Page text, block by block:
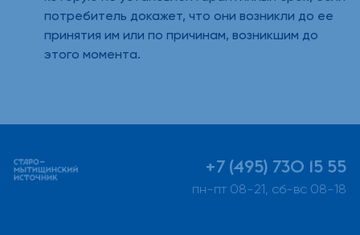
потребитель докажет, что они возникли до ее
принятия им или по причинам, возникшим до
этого момента.
+7 (495) 730 15 55
пн-пт 08-21, сб-вс 08-18